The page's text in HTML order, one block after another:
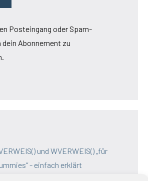
Posteingang oder Spam-
dein Abonnement zu
und WVERWEIS() „für
- einfach erklärt